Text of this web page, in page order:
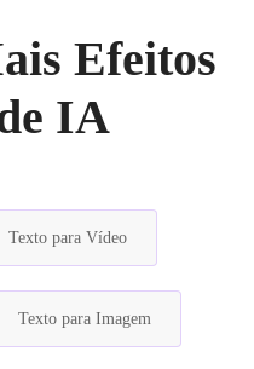
Efeitos
IA
Texto para Vídeo
Texto para Imagem